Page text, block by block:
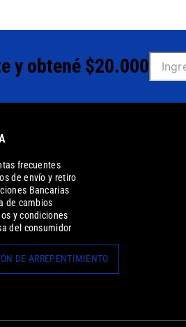
y obtené $20.000
frecuentes
de envío y retiro
Bancarias
de cambios
y condiciones
del consumidor
DE ARREPENTIMIENTO